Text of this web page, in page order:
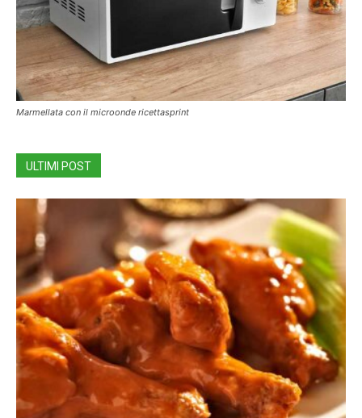
Marmellata con il microonde ricettasprint
ULTIMI POST